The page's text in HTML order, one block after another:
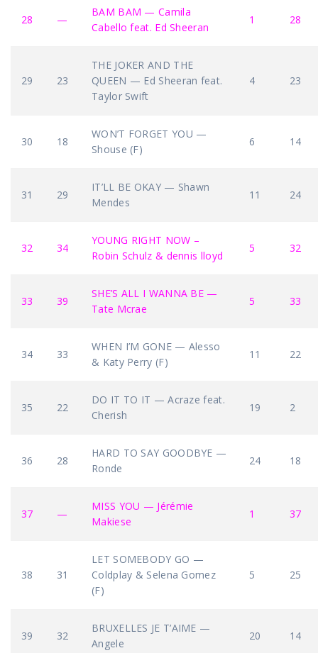
28 —
BAM BAM — Camila
Cabello feat. Ed Sheeran
1 28
29 23
THE JOKER AND THE
QUEEN — Ed Sheeran feat.
Taylor Swift
4 23
30 18
WON’T FORGET YOU —
Shouse (F)
6 14
31 29
IT’LL BE OKAY — Shawn
Mendes
11 24
32 34
YOUNG RIGHT NOW –
Robin Schulz & dennis lloyd
5 32
33 39
SHE’S ALL I WANNA BE —
Tate Mcrae
5 33
34 33
WHEN I’M GONE — Alesso
& Katy Perry (F)
11 22
35 22
DO IT TO IT — Acraze feat.
Cherish
19 2
36 28
HARD TO SAY GOODBYE —
Ronde
24 18
37 —
MISS YOU — Jérémie
Makiese
1 37
38 31
LET SOMEBODY GO —
Coldplay & Selena Gomez
(F)
5 25
39 32
BRUXELLES JE T’AIME —
Angele
20 14